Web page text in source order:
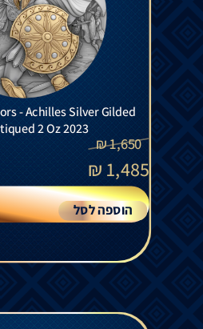
- Achilles Silver Gilded
2 Oz 2023
1,650
₪
1,485
₪
הוספה לסל